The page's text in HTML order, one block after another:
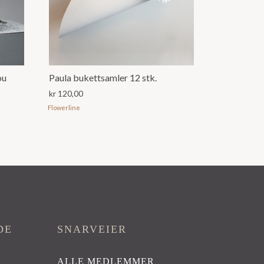
Paula bukettsamler 12 stk.
kr 120,00
Flowerline
SNARVEIER
ALLE MEDLEMMER